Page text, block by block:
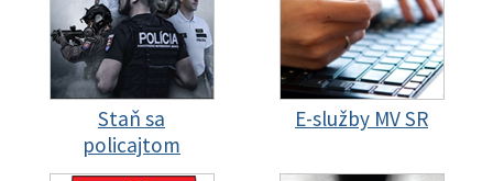
Staň sa
policajtom
E-služby MV SR